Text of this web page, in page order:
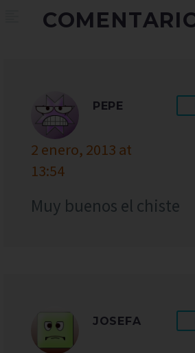
PEPE
2 enero, 2013 at
13:54
Muy buenos el chiste
JOSEFA